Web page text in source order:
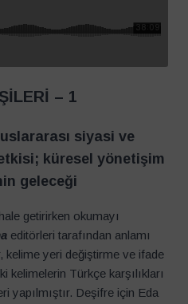
– 1
siyasi ve
küresel yönetişim
geleceği
getirirken okumayı
editörleri tarafından anlamı
kelime yeri değiştirme ve ifade
kelimelerin Türkçe karşılıkları
yapılmıştır. Deşifre için Eda